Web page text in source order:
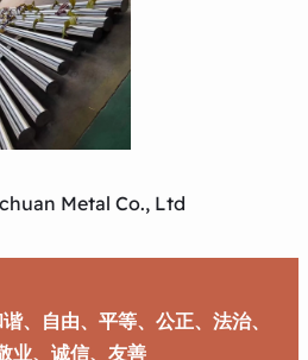
Metal Co., Ltd
、自由、平等、公正、法治、
业、诚信、友善